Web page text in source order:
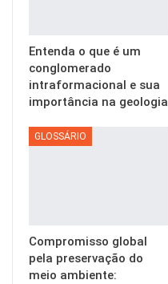
Entenda o que é um
conglomerado
intraformacional e sua
importância na geologia
GLOSSÁRIO
Compromisso global
pela preservação do
meio ambiente: